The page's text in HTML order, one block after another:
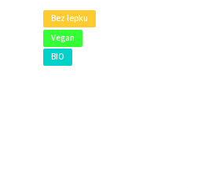
Bez lepku
Vegan
BIO